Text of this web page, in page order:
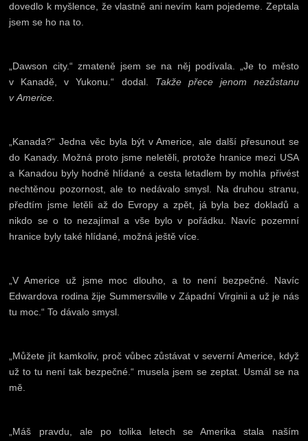
dovedlo k myšlence, že vlastně ani nevím kam pojedeme. Zeptala
jsem se ho na to.
„Dawson city.“ zmateně jsem se na něj podívala. „Je to město
v Kanadě, v Yukonu.“ dodal. Takže přece jenom nezůstanu
v Americe.
„Kanada?“ Jedna věc byla být v Americe, ale další přesunout se
do Kanady. Možná proto jsme neletěli, protože hranice mezi USA
a Kanadou byly hodně hlídané a cesta letadlem by mohla přivést
nechtěnou pozornost, ale to nedávalo smysl. Na druhou stranu,
předtím jsme letěli až do Evropy a zpět, já byla bez dokladů a
nikdo se o to nezajímal a vše bylo v pořádku. Navíc pozemní
hranice byly také hlídané, možná ještě více.
„V Americe už jsme moc dlouho, a to není bezpečné. Navíc
Edwardova rodina žije Summersville v Západní Virginii a už je nás
tu moc.“ To dávalo smysl.
„Můžete jít kamkoliv, proč vůbec zůstávat v severní Americe, když
už to tu není tak bezpečné.“ musela jsem se zeptat. Usmál se na
mě.
„Máš pravdu, ale po tolika letech se Amerika stala naším